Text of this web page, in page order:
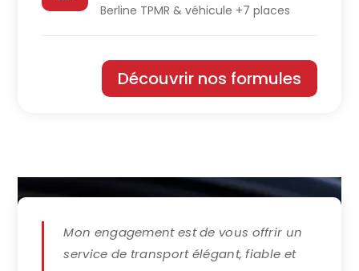
Berline TPMR & véhicule +7 places
Découvrir nos formules
Mon engagement est de vous offrir un
service de transport élégant, fiable et